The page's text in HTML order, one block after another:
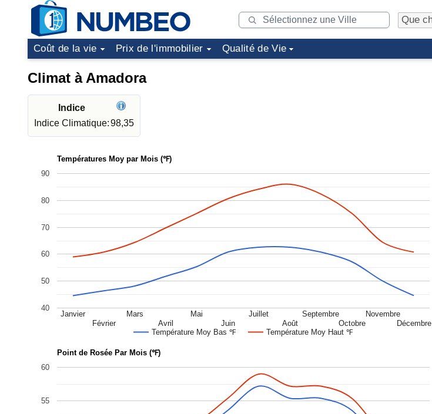
Coût de la vie Prix de l'immobilier Qualité de Vie
Climat à Amadora
Indice
Indice Climatique:98,35
Températures Moy par Mois (℉)
Température Moy Bas ℉ Température Moy Haut ℉
Janvier
Février
Mars
Avril
Mai
Juin
Juillet
Août
Septembre
Octobre
Novembre
Décembre
40
50
60
70
80
90
Point de Rosée Par Mois (℉)
55
60